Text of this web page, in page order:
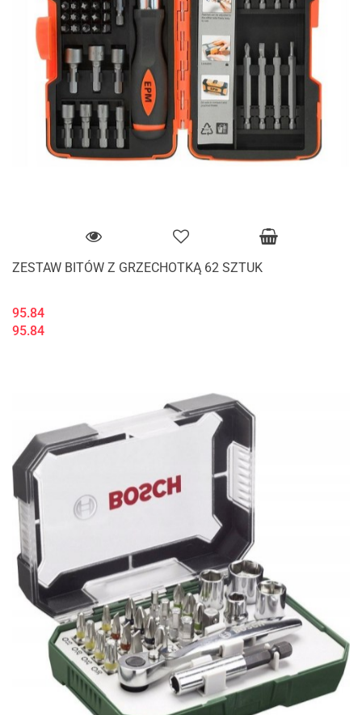
ZESTAW BITÓW Z GRZECHOTKĄ 62 SZTUK
95.84
95.84